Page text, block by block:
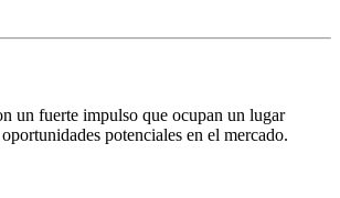
un fuerte impulso que ocupan un lugar
potenciales en el mercado.